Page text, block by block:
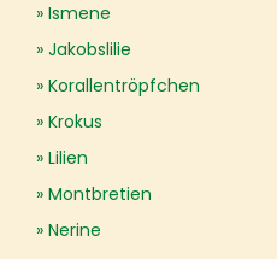
Ismene
Jakobslilie
Korallentröpfchen
Krokus
Lilien
Montbretien
Nerine